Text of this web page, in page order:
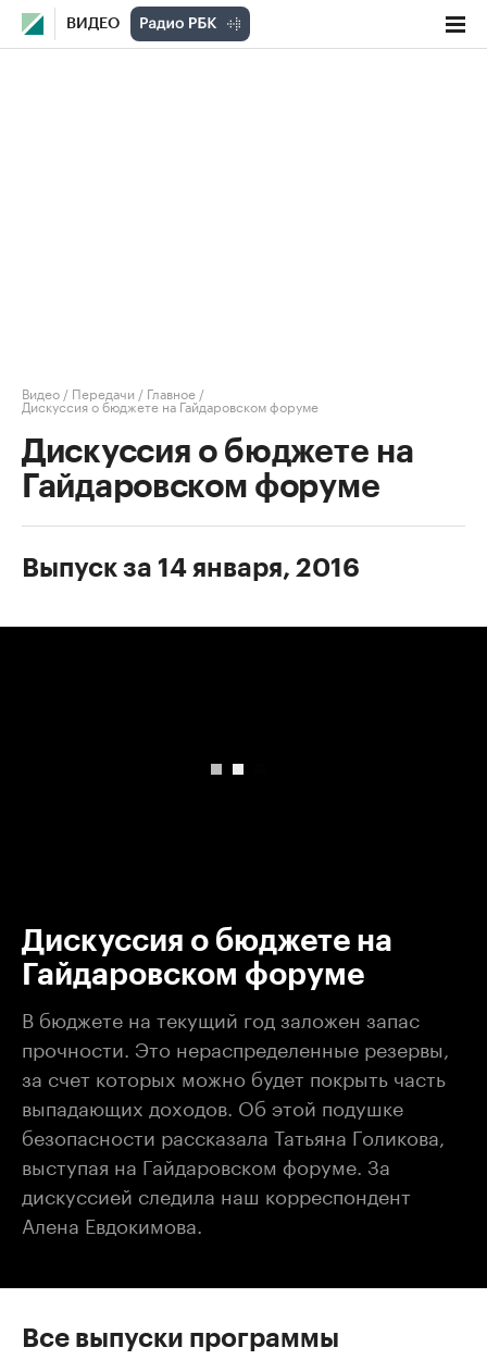
ВИДЕО
Видео / Передачи / Главное /
Дискуссия о бюджете на Гайдаровском форуме
Дискуссия о бюджете на
Гайдаровском форуме
Выпуск за 14 января, 2016
Дискуссия о бюджете на
Гайдаровском форуме
В бюджете на текущий год заложен запас
прочности. Это нераспределенные резервы,
за счет которых можно будет покрыть часть
выпадающих доходов. Об этой подушке
безопасности рассказала Татьяна Голикова,
выступая на Гайдаровском форуме. За
дискуссией следила наш корреспондент
Алена Евдокимова.
Все выпуски программы